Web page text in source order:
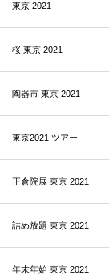
東京 2021
桜 東京 2021
陶器市 東京 2021
東京2021 ツアー
正倉院展 東京 2021
詰め放題 東京 2021
年末年始 東京 2021